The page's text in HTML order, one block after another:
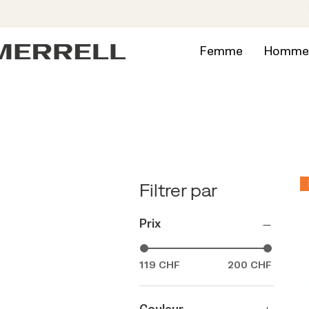
Femme Homme
Filtrer par
Prix
119 CHF 200 CHF